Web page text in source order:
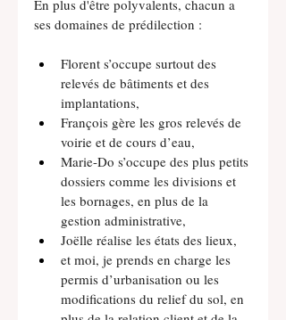
En plus d'être polyvalents, chacun a
ses domaines de prédilection :
Florent s’occupe surtout des
relevés de bâtiments et des
implantations,
François gère les gros relevés de
voirie et de cours d’eau,
Marie-Do s’occupe des plus petits
dossiers comme les divisions et
les bornages, en plus de la
gestion administrative,
Joëlle réalise les états des lieux,
et moi, je prends en charge les
permis d’urbanisation ou les
modifications du relief du sol, en